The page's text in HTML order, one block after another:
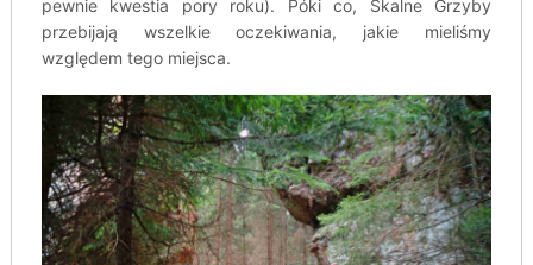
pewnie kwestia pory roku). Póki co, Skalne Grzyby
przebijają wszelkie oczekiwania, jakie mieliśmy
względem tego miejsca.